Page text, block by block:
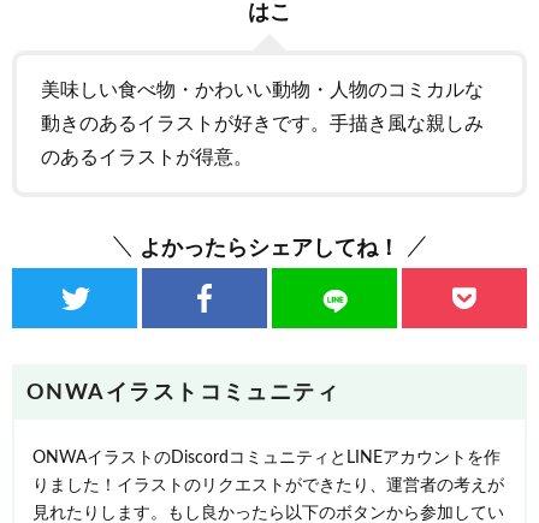
はこ
美味しい食べ物・かわいい動物・人物のコミカルな
動きのあるイラストが好きです。手描き風な親しみ
のあるイラストが得意。
よかったらシェアしてね！
ONWAイラストコミュニティ
ONWAイラストのDiscordコミュニティとLINEアカウントを作
りました！イラストのリクエストができたり、運営者の考えが
見れたりします。もし良かったら以下のボタンから参加してい